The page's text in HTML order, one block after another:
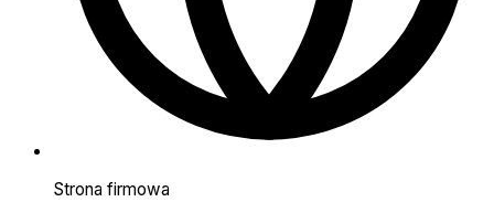
Strona firmowa